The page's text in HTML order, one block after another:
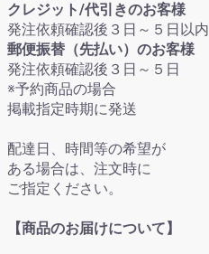
クレジット/代引きのお客様
発注依頼確認後３日～５日以内
郵便振替（先払い）のお客様
発注依頼確認後３日～５日
※予約商品の場合
掲載指定時期に発送
配達日、時間等の希望が
ある場合は、注文時に
ご指定ください。
【商品のお届けについて】